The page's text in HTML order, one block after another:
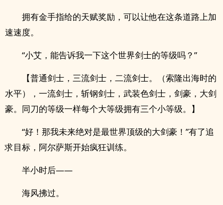
拥有金手指给的天赋奖励，可以让他在这条道路上加
速速度。
“小艾，能告诉我一下这个世界剑士的等级吗？”
【普通剑士，三流剑士，二流剑士。（索隆出海时的
水平），一流剑士，斩钢剑士，武装色剑士，剑豪，大剑
豪。同刀的等级一样每个大等级拥有三个小等级。】
“好！那我未来绝对是最世界顶级的大剑豪！”有了追
求目标，阿尔萨斯开始疯狂训练。
半小时后——
海风拂过。